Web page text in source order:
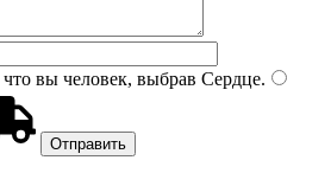
вы человек, выбрав Сердце.